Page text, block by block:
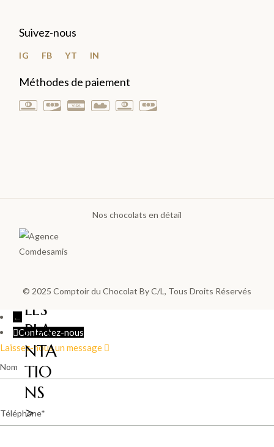
>
LES
PLA
NTA
TIO
NS
>
Suivez-nous
IG FB YT IN
Méthodes de paiement
Nos chocolats en détail
© 2025 Comptoir du Chocolat By C/L , Tous Droits Réservés
←
Contactez-nous
Laissez-nous un message
Nom
Téléphone